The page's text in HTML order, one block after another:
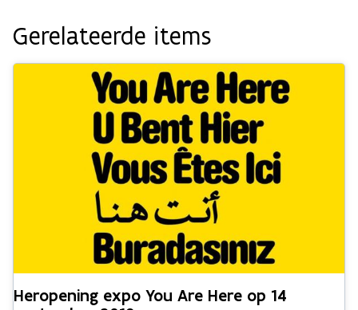
Gerelateerde items
Heropening expo You Are Here op 14